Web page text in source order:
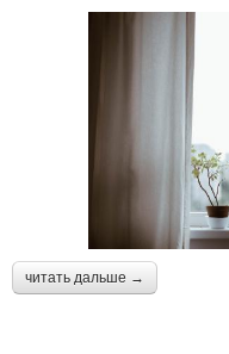
читать дальше →